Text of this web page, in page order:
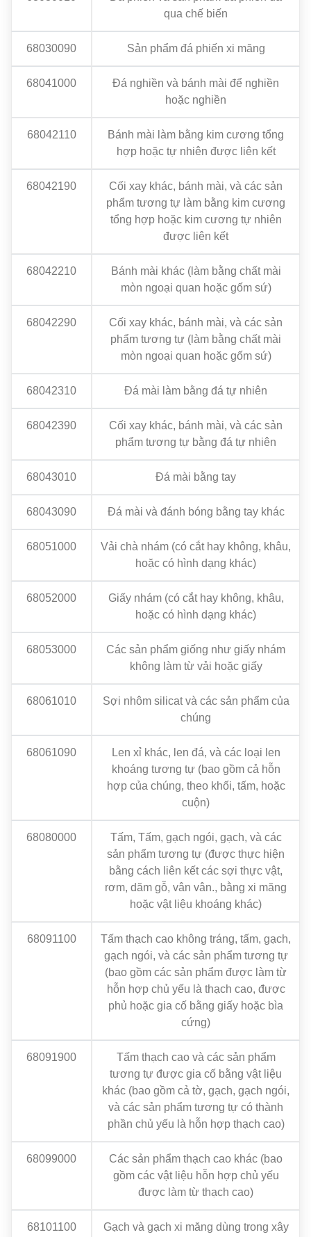
qua chế biến
68030090 Sản phẩm đá phiến xi măng
68041000
Đá nghiền và bánh mài để nghiền
hoặc nghiền
68042110
Bánh mài làm bằng kim cương tổng
hợp hoặc tự nhiên được liên kết
68042190
Cối xay khác, bánh mài, và các sản
phẩm tương tự làm bằng kim cương
tổng hợp hoặc kim cương tự nhiên
được liên kết
68042210
Bánh mài khác (làm bằng chất mài
mòn ngoại quan hoặc gốm sứ)
68042290
Cối xay khác, bánh mài, và các sản
phẩm tương tự (làm bằng chất mài
mòn ngoại quan hoặc gốm sứ)
68042310 Đá mài làm bằng đá tự nhiên
68042390
Cối xay khác, bánh mài, và các sản
phẩm tương tự bằng đá tự nhiên
68043010 Đá mài bằng tay
68043090 Đá mài và đánh bóng bằng tay khác
68051000
Vải chà nhám (có cắt hay không, khâu,
hoặc có hình dạng khác)
68052000
Giấy nhám (có cắt hay không, khâu,
hoặc có hình dạng khác)
68053000
Các sản phẩm giống như giấy nhám
không làm từ vải hoặc giấy
68061010
Sợi nhôm silicat và các sản phẩm của
chúng
68061090
Len xỉ khác, len đá, và các loại len
khoáng tương tự (bao gồm cả hỗn
hợp của chúng, theo khối, tấm, hoặc
cuộn)
68080000
Tấm, Tấm, gạch ngói, gạch, và các
sản phẩm tương tự (được thực hiện
bằng cách liên kết các sợi thực vật,
rơm, dăm gỗ, vân vân., bằng xi măng
hoặc vật liệu khoáng khác)
68091100
Tấm thạch cao không tráng, tấm, gạch,
gạch ngói, và các sản phẩm tương tự
(bao gồm các sản phẩm được làm từ
hỗn hợp chủ yếu là thạch cao, được
phủ hoặc gia cố bằng giấy hoặc bìa
cứng)
68091900
Tấm thạch cao và các sản phẩm
tương tự được gia cố bằng vật liệu
khác (bao gồm cả tờ, gạch, gạch ngói,
và các sản phẩm tương tự có thành
phần chủ yếu là hỗn hợp thạch cao)
68099000
Các sản phẩm thạch cao khác (bao
gồm các vật liệu hỗn hợp chủ yếu
được làm từ thạch cao)
68101100
Gạch và gạch xi măng dùng trong xây